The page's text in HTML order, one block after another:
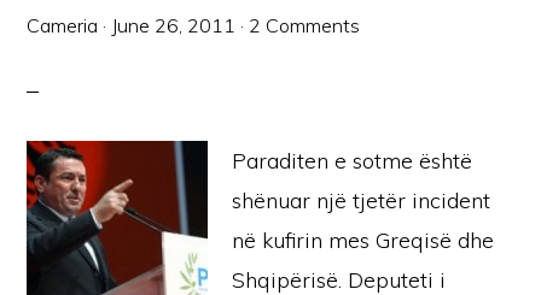
Cameria · June 26, 2011 · 2 Comments
Paraditen e sotme është
shënuar një tjetër incident
në kufirin mes Greqisë dhe
Shqipërisë. Deputeti i